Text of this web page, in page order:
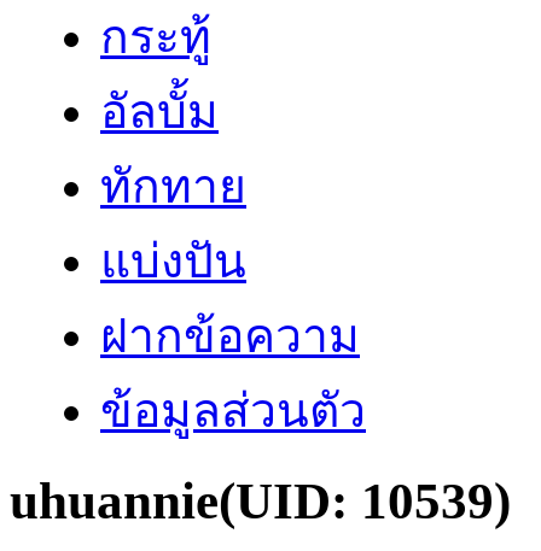
กระทู้
อัลบั้ม
ทักทาย
แบ่งปัน
ฝากข้อความ
ข้อมูลส่วนตัว
uhuannie(UID: 10539)